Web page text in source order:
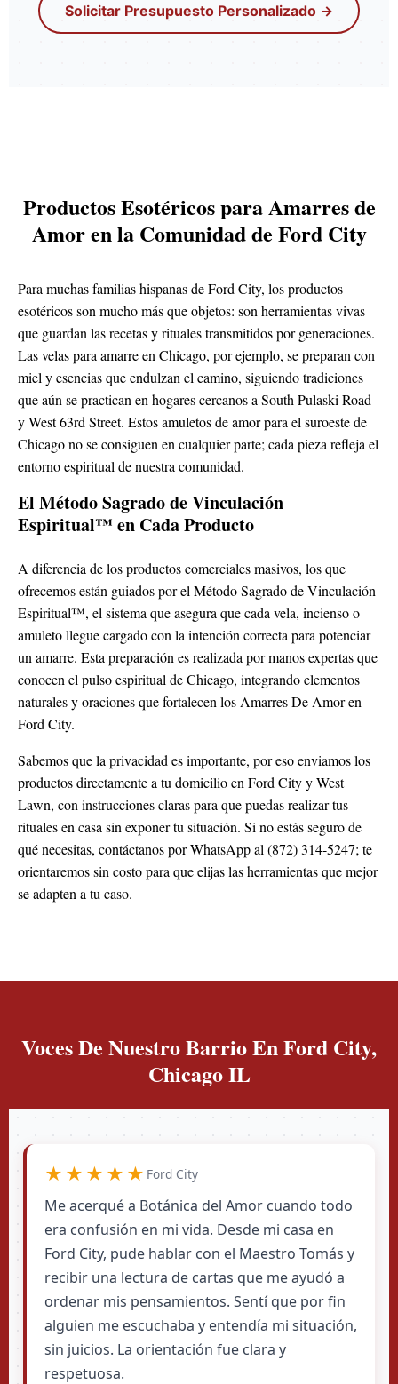
Solicitar Presupuesto Personalizado →
Productos Esotéricos para Amarres de
Amor en la Comunidad de Ford City
Para muchas familias hispanas de Ford City, los productos
esotéricos son mucho más que objetos: son herramientas vivas
que guardan las recetas y rituales transmitidos por generaciones.
Las velas para amarre en Chicago, por ejemplo, se preparan con
miel y esencias que endulzan el camino, siguiendo tradiciones
que aún se practican en hogares cercanos a South Pulaski Road
y West 63rd Street. Estos amuletos de amor para el suroeste de
Chicago no se consiguen en cualquier parte; cada pieza refleja el
entorno espiritual de nuestra comunidad.
El Método Sagrado de Vinculación
Espiritual™ en Cada Producto
A diferencia de los productos comerciales masivos, los que
ofrecemos están guiados por el Método Sagrado de Vinculación
Espiritual™, el sistema que asegura que cada vela, incienso o
amuleto llegue cargado con la intención correcta para potenciar
un amarre. Esta preparación es realizada por manos expertas que
conocen el pulso espiritual de Chicago, integrando elementos
naturales y oraciones que fortalecen los Amarres De Amor en
Ford City.
Sabemos que la privacidad es importante, por eso enviamos los
productos directamente a tu domicilio en Ford City y West
Lawn, con instrucciones claras para que puedas realizar tus
rituales en casa sin exponer tu situación. Si no estás seguro de
qué necesitas, contáctanos por WhatsApp al (872) 314-5247; te
orientaremos sin costo para que elijas las herramientas que mejor
se adapten a tu caso.
Voces De Nuestro Barrio En Ford City,
Chicago IL
★★★★★ Ford City
Me acerqué a Botánica del Amor cuando todo
era confusión en mi vida. Desde mi casa en
Ford City, pude hablar con el Maestro Tomás y
recibir una lectura de cartas que me ayudó a
ordenar mis pensamientos. Sentí que por fin
alguien me escuchaba y entendía mi situación,
sin juicios. La orientación fue clara y
respetuosa.